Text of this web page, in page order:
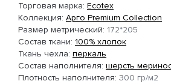
Торговая марка: Ecotex
Коллекция: Арго Premium Collection
Размер метрический: 172*205
Состав ткани: 100% хлопок
Ткань чехла: перкаль
Состав наполнителя: шерсть
Плотность наполнителя: 300 гр/м2